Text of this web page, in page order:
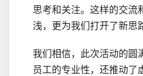
思考和关注。这样的交流
浅，更为我们打开了新思
我们相信，此次活动的圆
员工的专业性，还推动了